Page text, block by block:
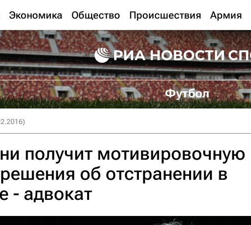
Экономика Общество Происшествия Армия
Футбол
получит мотивировочную
об отстранении в
- адвокат